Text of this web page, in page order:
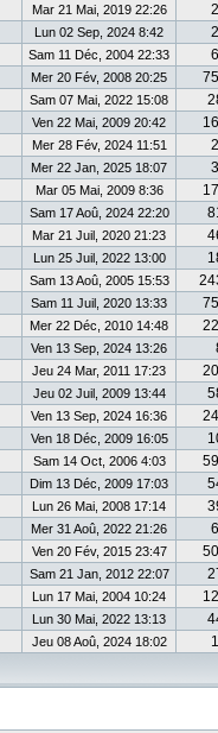
Mar 21 Mai, 2019 22:26
Lun 02 Sep, 2024 8:42
Sam 11 Déc, 2004 22:33
Mer 20 Fév, 2008 20:25
Sam 07 Mai, 2022 15:08
Ven 22 Mai, 2009 20:42
Mer 28 Fév, 2024 11:51
Mer 22 Jan, 2025 18:07
Mar 05 Mai, 2009 8:36
Sam 17 Aoû, 2024 22:20
Mar 21 Juil, 2020 21:23
Lun 25 Juil, 2022 13:00
Sam 13 Aoû, 2005 15:53
Sam 11 Juil, 2020 13:33
Mer 22 Déc, 2010 14:48
Ven 13 Sep, 2024 13:26
Jeu 24 Mar, 2011 17:23
Jeu 02 Juil, 2009 13:44
Ven 13 Sep, 2024 16:36
Ven 18 Déc, 2009 16:05
Sam 14 Oct, 2006 4:03
Dim 13 Déc, 2009 17:03
Lun 26 Mai, 2008 17:14
Mer 31 Aoû, 2022 21:26
Ven 20 Fév, 2015 23:47
Sam 21 Jan, 2012 22:07
Lun 17 Mai, 2004 10:24
Lun 30 Mai, 2022 13:13
Jeu 08 Aoû, 2024 18:02